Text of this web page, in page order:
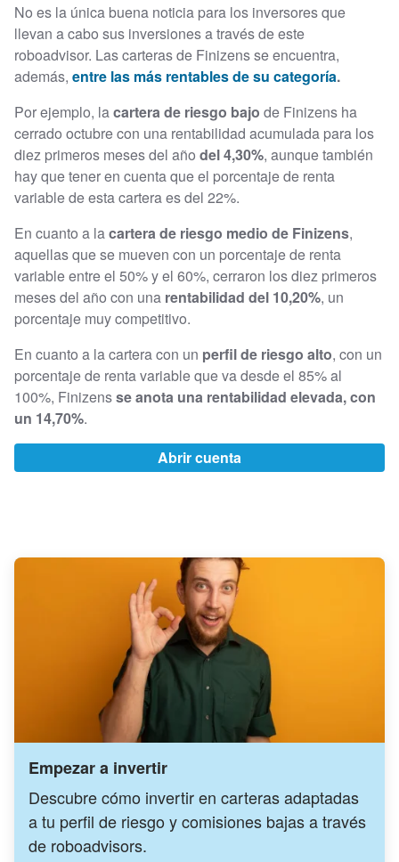
No es la única buena noticia para los inversores que
llevan a cabo sus inversiones a través de este
roboadvisor. Las carteras de Finizens se encuentra,
además, entre las más rentables de su categoría.
Por ejemplo, lacartera de riesgo bajo de Finizens ha
cerrado octubre con una rentabilidad acumulada para los
diez primeros meses del año del 4,30%, aunque también
hay que tener en cuenta que el porcentaje de renta
variable de esta cartera es del 22%.
En cuanto a lacartera de riesgo medio de Finizens,
aquellas que se mueven con un porcentaje de renta
variable entre el 50% y el 60%, cerraron los diez primeros
meses del año con una rentabilidad del 10,20%, un
porcentaje muy competitivo.
En cuanto a la cartera con un perfil de riesgo alto, con un
porcentaje de renta variable que va desde el 85% al
100%, Finizensse anota una rentabilidad elevada, con
un 14,70%.
Abrir cuenta
Empezar a invertir
Descubre cómo invertir en carteras adaptadas
a tu perfil de riesgo y comisiones bajas a través
de roboadvisors.